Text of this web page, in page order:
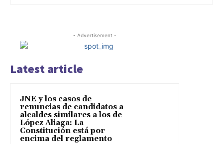
- Advertisement -
Latest article
JNE y los casos de
renuncias de candidatos a
alcaldes similares a los de
López Aliaga: La
Constitución está por
encima del reglamento